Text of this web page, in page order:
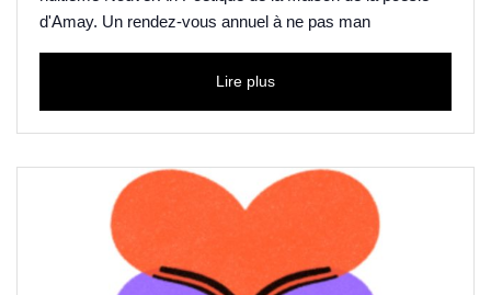
d'Amay. Un rendez-vous annuel à ne pas man
Lire plus